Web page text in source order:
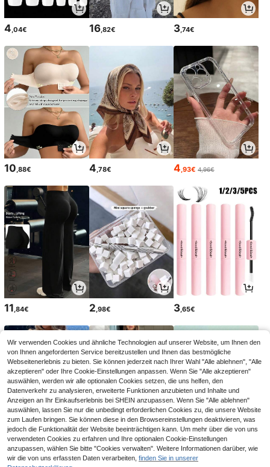
4 ,04€ 16,82€ 3 ,74€
10,88€ 4,78€ 4,93€ 4,96€
11,84€ 2,98€ 3,65€
12,49€ 25,73€25,99€ -1% 2 ,58€
Wir verwenden Cookies und ähnliche Technologien auf unserer Website, um Ihnen den
von Ihnen angeforderten Service bereitzustellen und Ihnen das bestmögliche
Webseitenerlebnis zu bieten. Sie können jederzeit nach Ihrer Wahl "Alle ablehnen", "Alle
akzeptieren" oder Ihre Cookie-Einstellungen anpassen. Wenn Sie "Alle akzeptieren"
auswählen, werden wir alle optionalen Cookies setzen, die uns helfen, den
Datenverkehr zu analysieren, erweiterte Funktionen anzubieten und Inhalte und
Anzeigen an Ihr Einkaufserlebnis bei SHEIN anzupassen. Wenn Sie "Alle ablehnen"
auswählen, lassen Sie nur die unbedingt erforderlichen Cookies zu, die unsere Website
zum Laufen bringen. Sie können diese in den Browsereinstellungen deaktivieren, was
jedoch die Funktionalität der Website beeinträchtigen kann. Um mehr über die von uns
verwendeten Cookies zu erfahren und Ihre optionalen Cookie-Einstellungen
anzupassen, wählen Sie bitte "Cookies verwalten". Weitere Informationen darüber, wie
wir die von uns erfassten Daten verarbeiten, finden Sie in unserer